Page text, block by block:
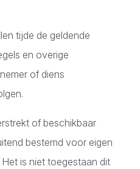
tijde de geldende
en overige
of diens
of beschikbaar
bestemd voor eigen
is niet toegestaan dit